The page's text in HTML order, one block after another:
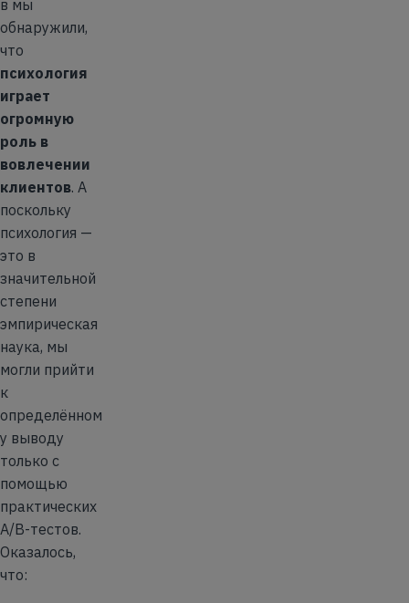
в мы
обнаружили,
что
психология
играет
огромную
роль в
вовлечении
клиентов. А
поскольку
психология —
это в
значительной
степени
эмпирическая
наука, мы
могли прийти
к
определённом
у выводу
только с
помощью
практических
A/B-тестов.
Оказалось,
что: